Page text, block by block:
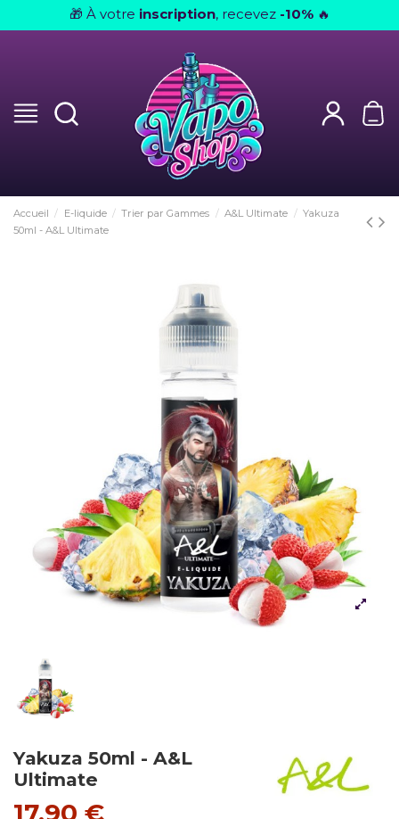
🎁 À votre inscription, recevez -10% 🔥
Accueil E-liquide Trier par Gammes A&L Ultimate
Yakuza
50ml - A&L Ultimate
Yakuza 50ml - A&L
Ultimate
17,90 €